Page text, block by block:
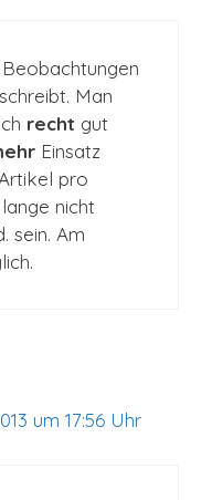
Man
recht gut
Einsatz
pro
nicht
sein. Am
um 17:56 Uhr